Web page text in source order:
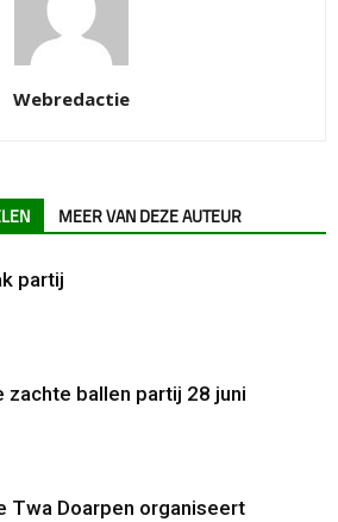
Webredactie
MEER VAN DEZE AUTEUR
partij
zachte ballen partij 28 juni
Twa Doarpen organiseert